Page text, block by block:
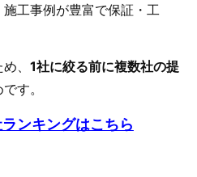
施工事例が豊富で保証・工
、 1社に絞る前に複数社の提
す。
ンキングはこちら